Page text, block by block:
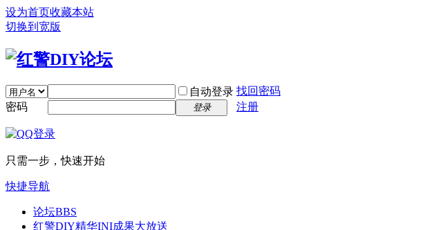
设为首页收藏本站
切换到宽版
自动登录 找回密码
密码
登录 注册
只需一步，快速开始
快捷导航
论坛BBS
红警DIY精华INI成果大放送